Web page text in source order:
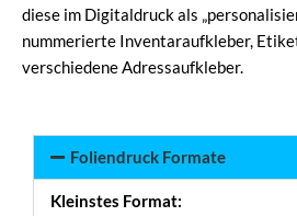
diese im Digitaldruck als
nummerierte Inventaraufkleber,
verschiedene Adressaufkleber.
Foliendruck Formate
Kleinstes Format: